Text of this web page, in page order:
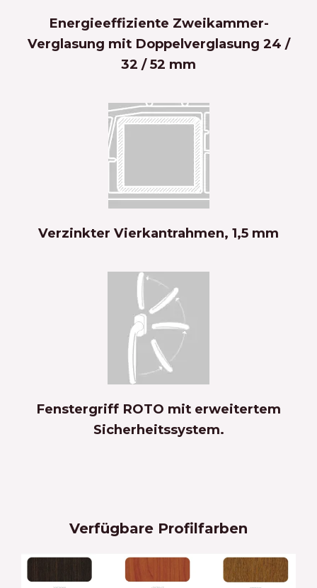
Energieeffiziente Zweikammer-
Verglasung mit Doppelverglasung 24 /
32 / 52 mm
Verzinkter Vierkantrahmen, 1,5 mm
Fenstergriff ROTO mit erweitertem
Sicherheitssystem.
Verfügbare Profilfarben